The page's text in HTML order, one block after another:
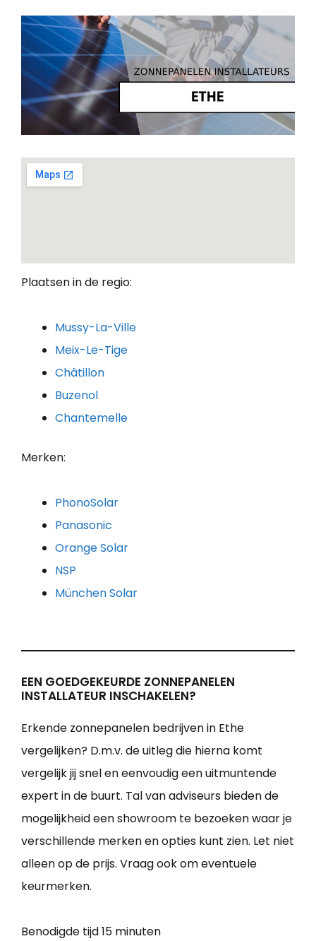
Plaatsen in de regio:
Mussy-La-Ville
Meix-Le-Tige
Châtillon
Buzenol
Chantemelle
Merken:
PhonoSolar
Panasonic
Orange Solar
NSP
München Solar
EEN GOEDGEKEURDE ZONNEPANELEN
INSTALLATEUR INSCHAKELEN?
Erkende zonnepanelen bedrijven in Ethe
vergelijken? D.m.v. de uitleg die hierna komt
vergelijk jij snel en eenvoudig een uitmuntende
expert in de buurt. Tal van adviseurs bieden de
mogelijkheid een showroom te bezoeken waar je
verschillende merken en opties kunt zien. Let niet
alleen op de prijs. Vraag ook om eventuele
keurmerken.
Benodigde tijd15 minuten